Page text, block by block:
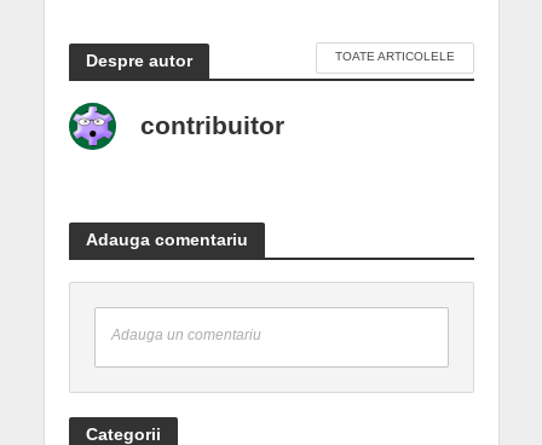
Despre autor TOATE ARTICOLELE
contribuitor
Adauga comentariu
Adauga un comentariu
Categorii